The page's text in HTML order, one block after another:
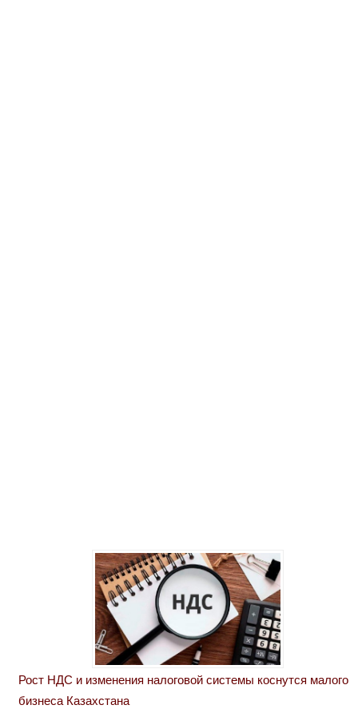
Рост НДС и изменения налоговой системы коснутся малого
бизнеса Казахстана